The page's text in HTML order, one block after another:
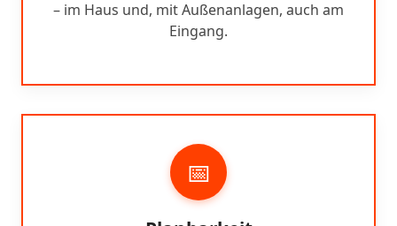
– im Haus und, mit Außenanlagen, auch am
Eingang.
📅